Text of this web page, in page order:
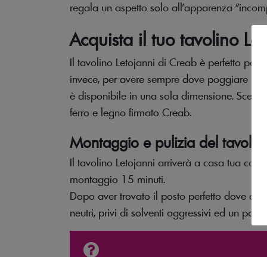
regala un aspetto solo all’apparenza
Acquista il tuo tavolino
Il tavolino Letojanni di Creab è perfetto
invece, per avere sempre dove poggiare il
è disponibile in una sola dimensione.
ferro e legno firmato Creab.
Montaggio e pulizia del
Il tavolino Letojanni arriverà a casa tua con
montaggio 15 minuti.
Dopo aver trovato il posto perfetto dove
neutri, privi di solventi aggressivi ed un